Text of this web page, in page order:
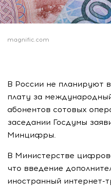
magnific.com
В России не планируют
плату за
абонентов сотовых
заседании Госдумы
Минцифры.
В Министерстве
что введение
иностранный интернет-